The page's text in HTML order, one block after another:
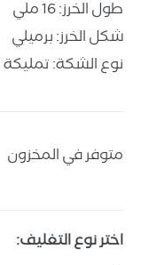
طول الخرز: 16 ملي
شكل الخرز: برميلي
نوع الشكة: تمليكة
متوفر في المخزون
اختر نوع التغليف: